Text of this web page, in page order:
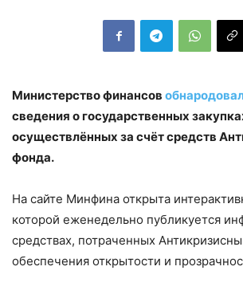
Министерство финансов
сведения о государственных
осуществлённых за счёт средств
фонда.
На сайте Минфина открыта
которой еженедельно публикуется
средствах, потраченных
обеспечения открытости и